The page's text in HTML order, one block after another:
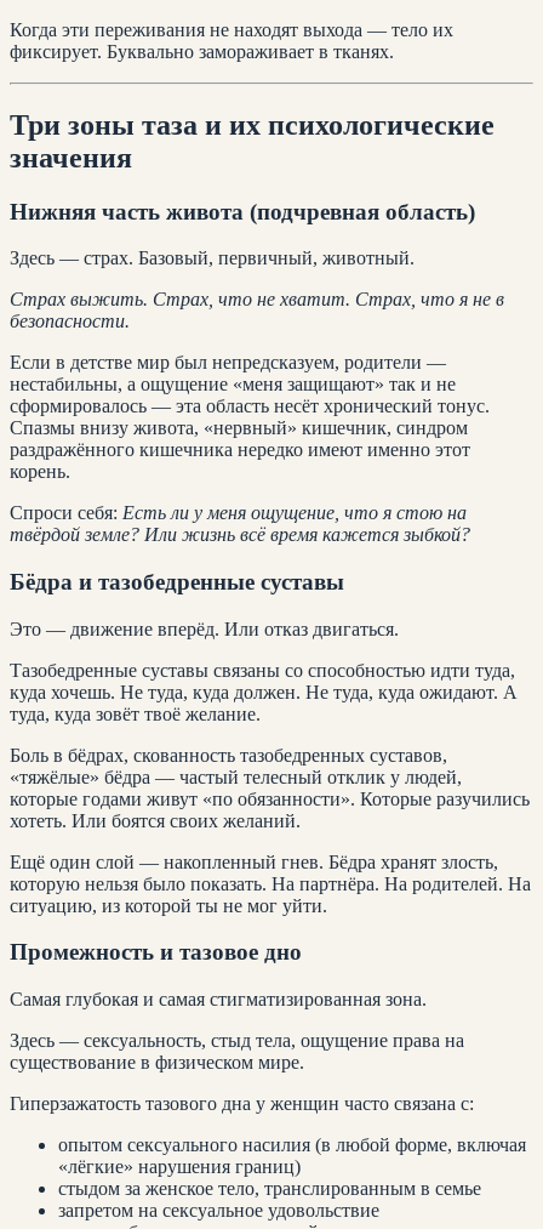
Когда эти переживания не находят выхода — тело их
фиксирует. Буквально замораживает в тканях.
Три зоны таза и их психологические
значения
Нижняя часть живота (подчревная область)
Здесь — страх. Базовый, первичный, животный.
Страх выжить. Страх, что не хватит. Страх, что я не в
безопасности.
Если в детстве мир был непредсказуем, родители —
нестабильны, а ощущение «меня защищают» так и не
сформировалось — эта область несёт хронический тонус.
Спазмы внизу живота, «нервный» кишечник, синдром
раздражённого кишечника нередко имеют именно этот
корень.
Спроси себя: Есть ли у меня ощущение, что я стою на
твёрдой земле? Или жизнь всё время кажется зыбкой?
Бёдра и тазобедренные суставы
Это — движение вперёд. Или отказ двигаться.
Тазобедренные суставы связаны со способностью идти туда,
куда хочешь. Не туда, куда должен. Не туда, куда ожидают. А
туда, куда зовёт твоё желание.
Боль в бёдрах, скованность тазобедренных суставов,
«тяжёлые» бёдра — частый телесный отклик у людей,
которые годами живут «по обязанности». Которые разучились
хотеть. Или боятся своих желаний.
Ещё один слой — накопленный гнев. Бёдра хранят злость,
которую нельзя было показать. На партнёра. На родителей. На
ситуацию, из которой ты не мог уйти.
Промежность и тазовое дно
Самая глубокая и самая стигматизированная зона.
Здесь — сексуальность, стыд тела, ощущение права на
существование в физическом мире.
Гиперзажатость тазового дна у женщин часто связана с:
опытом сексуального насилия (в любой форме, включая
«лёгкие» нарушения границ)
стыдом за женское тело, транслированным в семье
запретом на сексуальное удовольствие